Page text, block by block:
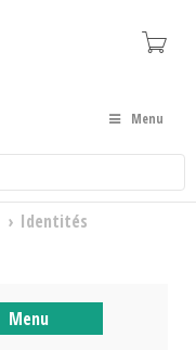
Menu
› Identités
Menu